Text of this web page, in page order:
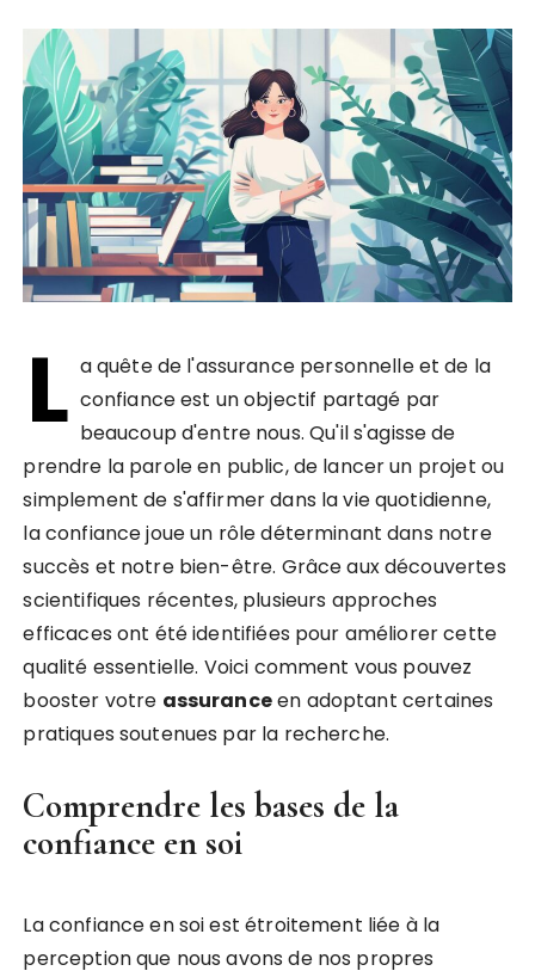
L a quête de l'assurance personnelle et de la
confiance est un objectif partagé par
beaucoup d'entre nous. Qu'il s'agisse de
prendre la parole en public, de lancer un projet ou
simplement de s'affirmer dans la vie quotidienne,
la confiance joue un rôle déterminant dans notre
succès et notre bien-être. Grâce aux découvertes
scientifiques récentes, plusieurs approches
efficaces ont été identifiées pour améliorer cette
qualité essentielle. Voici comment vous pouvez
booster votre assuranceen adoptant certaines
pratiques soutenues par la recherche.
Comprendre les bases de la
confiance en soi
La confiance en soi est étroitement liée à la
perception que nous avons de nos propres